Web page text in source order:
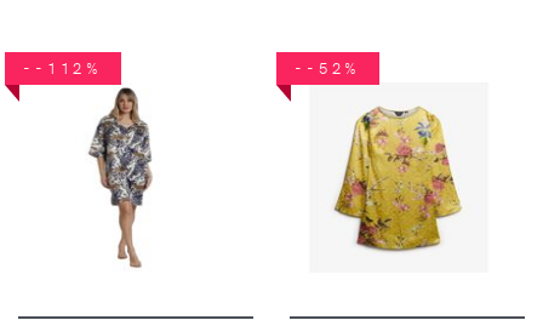
--112% --52%